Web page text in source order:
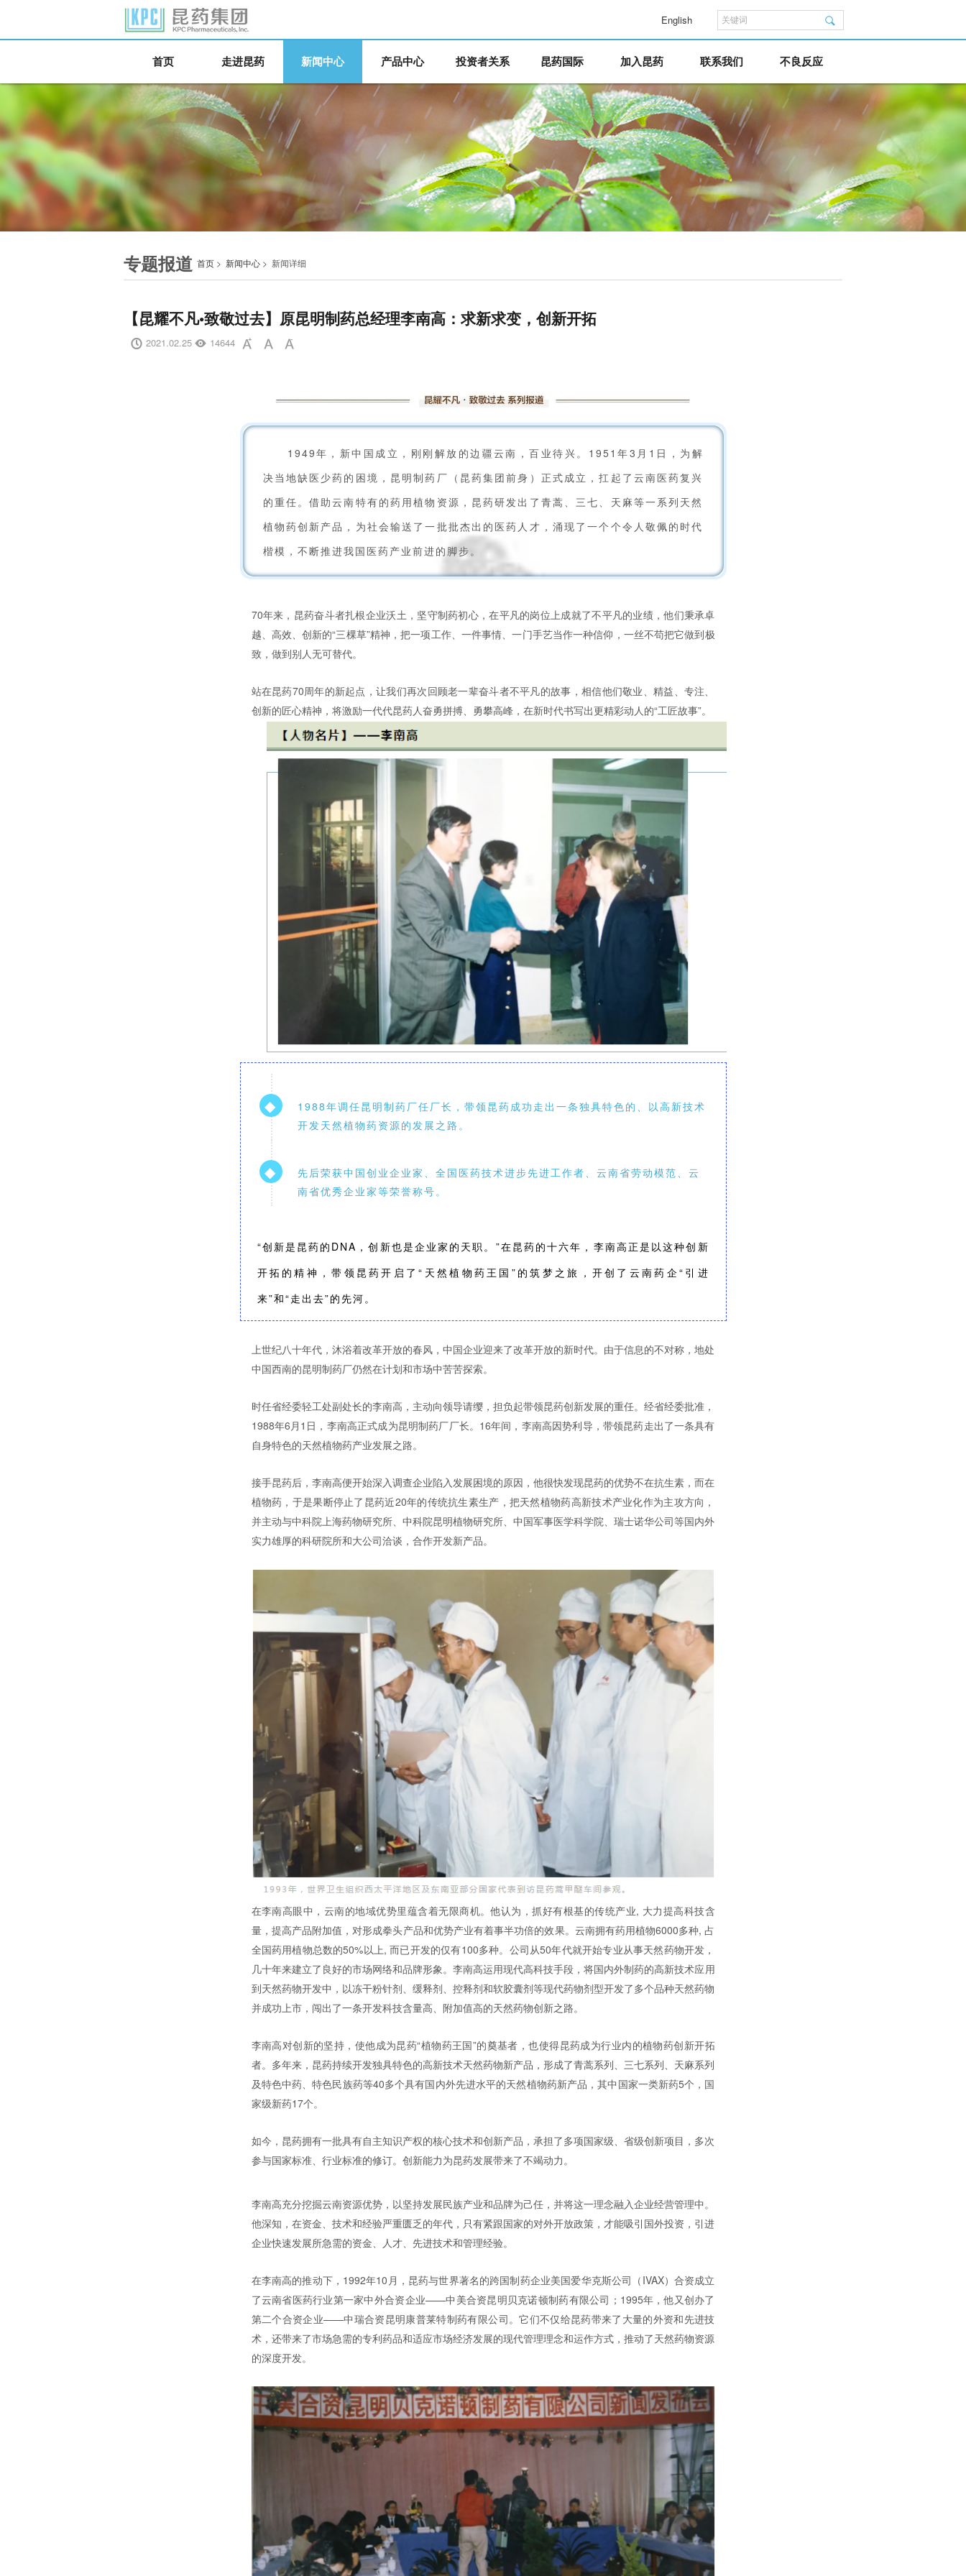
English
首页 走进昆药 新闻中心 产品中心 投资者关系 昆药国际 加入昆药 联系我们 不良反应
专题报道 首页 > 新闻中心 > 新闻详细
【昆耀不凡•致敬过去】原昆明制药总经理李南高：求新求变，创新开拓
 2021.02.25  14644   
1949年，新中国成立，刚刚解放的边疆云南，百业待兴。1951年3月1日，为解
决当地缺医少药的困境，昆明制药厂（昆药集团前身）正式成立，扛起了云南医药复兴
的重任。借助云南特有的药用植物资源，昆药研发出了青蒿、三七、天麻等一系列天然
植物药创新产品，为社会输送了一批批杰出的医药人才，涌现了一个个令人敬佩的时代
楷模，不断推进我国医药产业前进的脚步。
70年来，昆药奋斗者扎根企业沃土，坚守制药初心，在平凡的岗位上成就了不平凡的业绩，他们秉承卓
越、高效、创新的“三棵草”精神，把一项工作、一件事情、一门手艺当作一种信仰，一丝不苟把它做到极
致，做到别人无可替代。
站在昆药70周年的新起点，让我们再次回顾老一辈奋斗者不平凡的故事，相信他们敬业、精益、专注、
创新的匠心精神，将激励一代代昆药人奋勇拼搏、勇攀高峰，在新时代书写出更精彩动人的“工匠故事”。
◆
1988年调任昆明制药厂任厂长，带领昆药成功走出一条独具特色的、以高新技术
开发天然植物药资源的发展之路。
◆
先后荣获中国创业企业家、全国医药技术进步先进工作者、云南省劳动模范、云
南省优秀企业家等荣誉称号。
“创新是昆药的DNA，创新也是企业家的天职。”在昆药的十六年，李南高正是以这种创新
开拓的精神，带领昆药开启了“天然植物药王国”的筑梦之旅，开创了云南药企“引进
来”和“走出去”的先河。
上世纪八十年代，沐浴着改革开放的春风，中国企业迎来了改革开放的新时代。由于信息的不对称，地处
中国西南的昆明制药厂仍然在计划和市场中苦苦探索。
时任省经委轻工处副处长的李南高，主动向领导请缨，担负起带领昆药创新发展的重任。经省经委批准，
1988年6月1日，李南高正式成为昆明制药厂厂长。 16年间，李南高因势利导，带领昆药走出了一条具有
自身特色的天然植物药产业发展之路。
接手昆药后，李南高便开始深入调查企业陷入发展困境的原因，他很快发现昆药的优势不在抗生素，而在
植物药，于是果断停止了昆药近20年的传统抗生素生产，把天然植物药高新技术产业化作为主攻方向，
并主动与中科院上海药物研究所、中科院昆明植物研究所、中国军事医学科学院、瑞士诺华公司等国内外
实力雄厚的科研院所和大公司洽谈，合作开发新产品。
在李南高眼中，云南的地域优势里蕴含着无限商机。他认为，抓好有根基的传统产业, 大力提高科技含
量，提高产品附加值，对形成拳头产品和优势产业有着事半功倍的效果。云南拥有药用植物6000多种, 占
全国药用植物总数的50%以上, 而已开发的仅有100多种。公司从50年代就开始专业从事天然药物开发，
几十年来建立了良好的市场网络和品牌形象。 李南高运用现代高科技手段，将国内外制药的高新技术应用
到天然药物开发中，以冻干粉针剂、缓释剂、控释剂和软胶囊剂等现代药物剂型开发了多个品种天然药物
并成功上市，闯出了一条开发科技含量高、附加值高的天然药物创新之路。
李南高对创新的坚持，使他成为昆药“植物药王国”的奠基者，也使得昆药成为行业内的植物药创新开拓
者。多年来，昆药持续开发独具特色的高新技术天然药物新产品，形成了青蒿系列、三七系列、天麻系列
及特色中药、特色民族药等40多个具有国内外先进水平的天然植物药新产品，其中国家一类新药5个，国
家级新药17个。
如今，昆药拥有一批具有自主知识产权的核心技术和创新产品，承担了多项国家级、省级创新项目，多次
参与国家标准、行业标准的修订。创新能力为昆药发展带来了不竭动力。
李南高充分挖掘云南资源优势，以坚持发展民族产业和品牌为己任，并将这一理念融入企业经营管理中。
他深知，在资金、技术和经验严重匮乏的年代，只有紧跟国家的对外开放政策，才能吸引国外投资，引进
企业快速发展所急需的资金、人才、先进技术和管理经验。
在李南高的推动下，1992年10月，昆药与世界著名的跨国制药企业美国爱华克斯公司（IVAX）合资成立
了云南省医药行业第一家中外合资企业——中美合资昆明贝克诺顿制药有限公司；1995年，他又创办了
第二个合资企业——中瑞合资昆明康普莱特制药有限公司。它们不仅给昆药带来了大量的外资和先进技
术，还带来了市场急需的专利药品和适应市场经济发展的现代管理理念和运作方式，推动了天然药物资源
的深度开发。